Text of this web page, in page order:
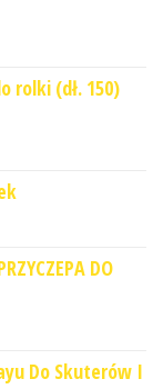
rolki (dł. 150)
DO
Do Skuterów I